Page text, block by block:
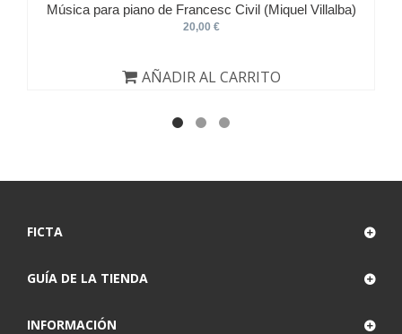
Música para piano de Francesc Civil (Miquel Villalba)
20,00 €
AÑADIR AL CARRITO
FICTA
GUÍA DE LA TIENDA
INFORMACIÓN